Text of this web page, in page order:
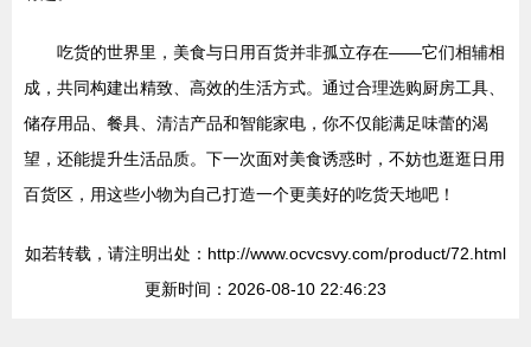
吃货的世界里，美食与日用百货并非孤立存在——它们相辅相
成，共同构建出精致、高效的生活方式。通过合理选购厨房工具、
储存用品、餐具、清洁产品和智能家电，你不仅能满足味蕾的渴
望，还能提升生活品质。下一次面对美食诱惑时，不妨也逛逛日用
百货区，用这些小物为自己打造一个更美好的吃货天地吧！
如若转载，请注明出处：http://www.ocvcsvy.com/product/72.html
更新时间：2026-08-10 22:46:23